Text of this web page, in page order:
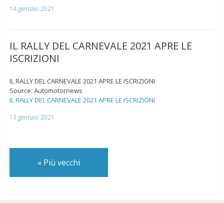
14 gennaio 2021
IL RALLY DEL CARNEVALE 2021 APRE LE
ISCRIZIONI
IL RALLY DEL CARNEVALE 2021 APRE LE ISCRIZIONI
Source: Automotornews
IL RALLY DEL CARNEVALE 2021 APRE LE ISCRIZIONI
13 gennaio 2021
«Più vecchi